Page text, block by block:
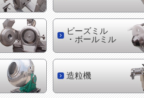
ビーズミル
・ボールミル
造粒機